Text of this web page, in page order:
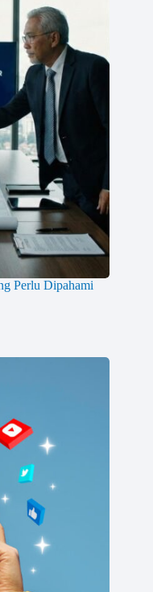
Perlu Dipahami